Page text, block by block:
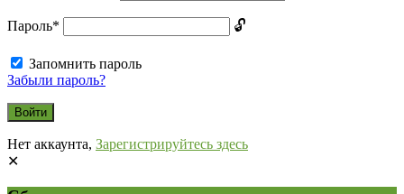
Пароль*
Запомнить пароль
Забыли пароль?
Нет аккаунта, Зарегистрируйтесь здесь